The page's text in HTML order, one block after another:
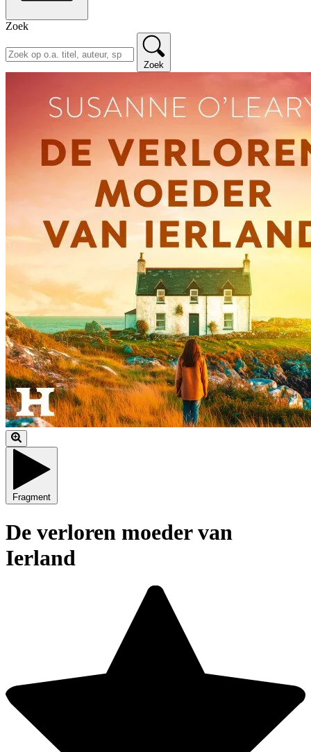
Zoek
Zoek
Fragment
De verloren moeder van
Ierland